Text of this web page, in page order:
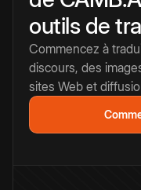
outils de
Commencez à
discours, des
sites Web et